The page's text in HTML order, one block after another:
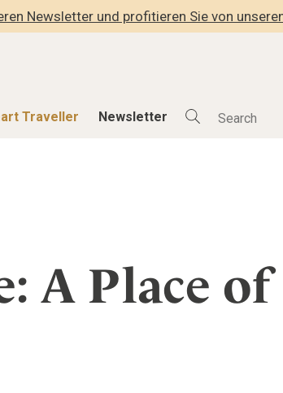
Newsletter und profitieren Sie von
Traveller Newsletter
The Stylemate Magazin/e
Gutschein/Voucher
A Place of